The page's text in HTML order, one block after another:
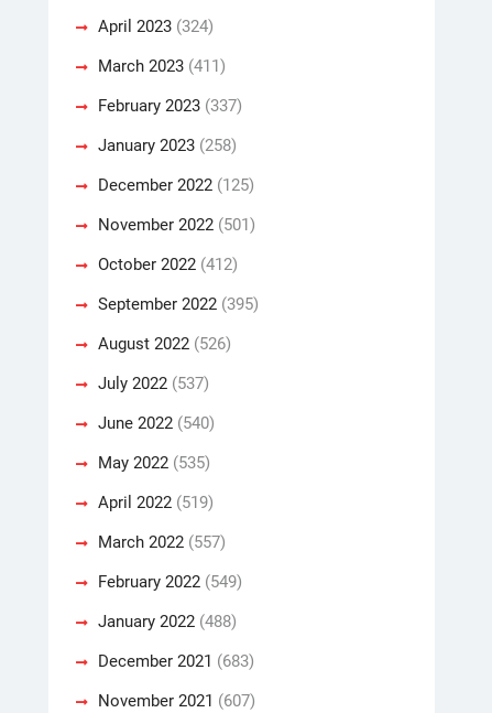
April 2023 (324)
March 2023 (411)
February 2023 (337)
January 2023 (258)
December 2022 (125)
November 2022 (501)
October 2022 (412)
September 2022 (395)
August 2022 (526)
July 2022 (537)
June 2022 (540)
May 2022 (535)
April 2022 (519)
March 2022 (557)
February 2022 (549)
January 2022 (488)
December 2021 (683)
November 2021 (607)